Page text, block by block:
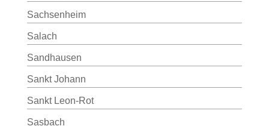
Sachsenheim
Salach
Sandhausen
Sankt Johann
Sankt Leon-Rot
Sasbach